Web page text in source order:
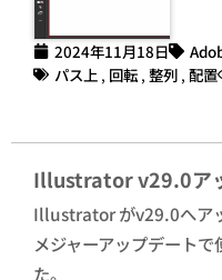
2024年11月18日
パス上 , 回転 , 整列 , 配置
Illustrator v29.0ア
Illustrator がv29.0へア
メジャーアップデート
た。